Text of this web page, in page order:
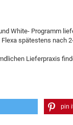
White- Programm
spätestens nach
Lieferpraxis
pin